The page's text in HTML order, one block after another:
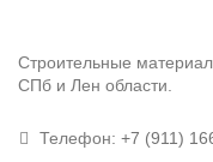
Строительные
СПб и Лен области.
Телефон: +7 (911)